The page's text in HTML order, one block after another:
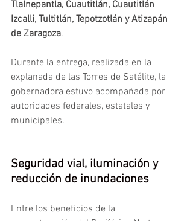
Tlalnepantla, Cuautitlán, Cuautitlán
Izcalli, Tultitlán, Tepotzotlán y Atizapán
de Zaragoza.
Durante la entrega, realizada en la
explanada de las Torres de Satélite, la
gobernadora estuvo acompañada por
autoridades federales, estatales y
municipales.
Seguridad vial, iluminación y
reducción de inundaciones
Entre los beneficios de la